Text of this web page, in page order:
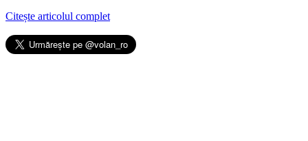
Citește articolul complet